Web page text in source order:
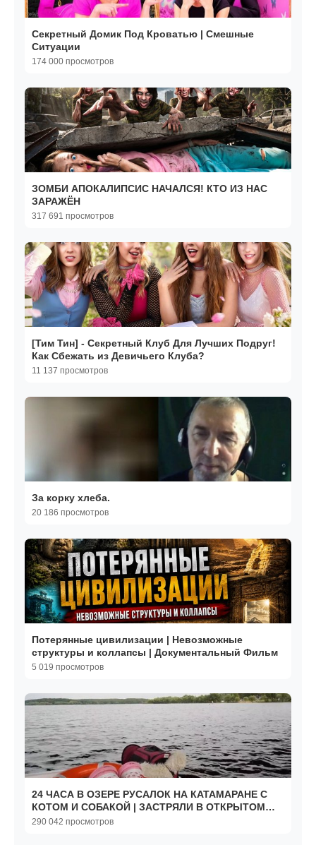
Секретный Домик Под Кроватью | Смешные
Cитуации
174 000 просмотров
ЗОМБИ АПОКАЛИПСИС НАЧАЛСЯ! КТО ИЗ НАС
ЗАРАЖЁН
317 691 просмотров
[Тим Тин] - Секретный Клуб Для Лучших Подруг!
Как Сбежать из Девичьего Клуба?
11 137 просмотров
За корку хлеба.
20 186 просмотров
Потерянные цивилизации | Невозможные
структуры и коллапсы | Документальный Фильм
5 019 просмотров
24 ЧАСА В ОЗЕРЕ РУСАЛОК НА КАТАМАРАНЕ С
КОТОМ И СОБАКОЙ | ЗАСТРЯЛИ В ОТКРЫТОМ
МОРЕ
290 042 просмотров